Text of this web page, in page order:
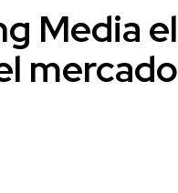
Media el
mercado